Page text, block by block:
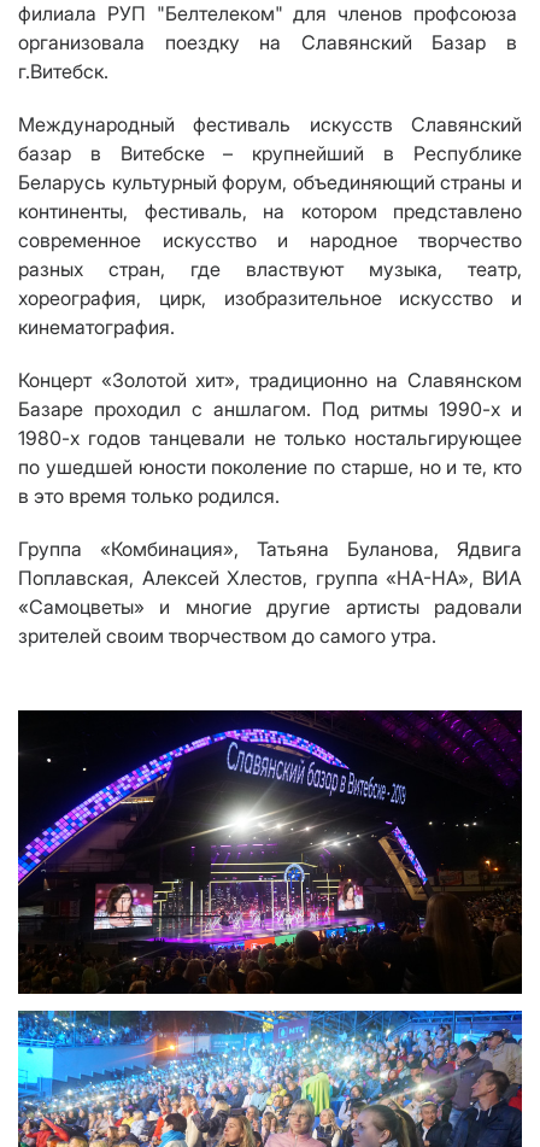
филиала РУП "Белтелеком" для членов профсоюза
организовала поездку на Славянский Базар в
г.Витебск.
Международный фестиваль искусств Славянский
базар в Витебске – крупнейший в Республике
Беларусь культурный форум, объединяющий страны и
континенты, фестиваль, на котором представлено
современное искусство и народное творчество
разных стран, где властвуют музыка, театр,
хореография, цирк, изобразительное искусство и
кинематография.
Концерт «Золотой хит», традиционно на Славянском
Базаре проходил с аншлагом. Под ритмы 1990-х и
1980-х годов танцевали не только ностальгирующее
по ушедшей юности поколение по старше, но и те, кто
в это время только родился.
Группа «Комбинация», Татьяна Буланова, Ядвига
Поплавская, Алексей Хлестов, группа «НА-НА», ВИА
«Самоцветы» и многие другие артисты радовали
зрителей своим творчеством до самого утра.